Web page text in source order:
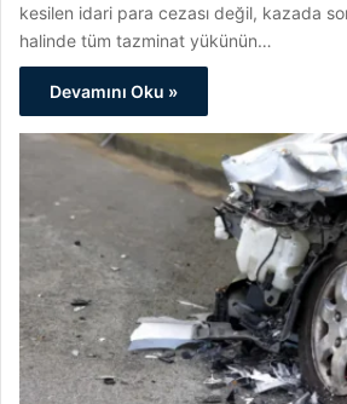
kesilen idari para cezası değil, kazada
halinde tüm tazminat yükünün…
Devamını Oku »